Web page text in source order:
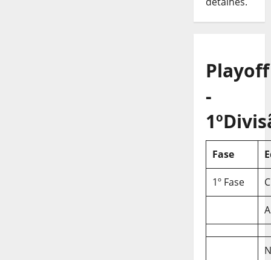
Playoff
-
Fase
1º Fase